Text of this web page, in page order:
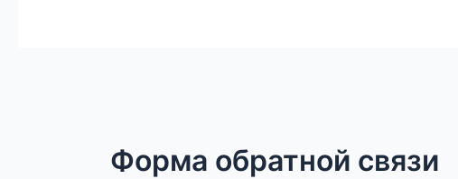
Форма обратной связи